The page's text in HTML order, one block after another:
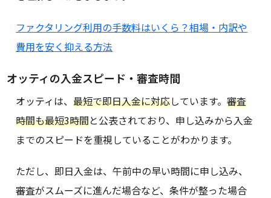
ファクタリング利用の手数料はいくら？相場・内訳や
費用を安く抑える方法
オッティの入金スピード・審査時間
オッティは、最短で即日入金に対応しています。審査
時間も最短3時間と公表されており、申し込みから入金
までのスピードを重視していることがわかります。
ただし、即日入金は、午前中の早い時間に申し込み、
審査がスムーズに進んだ場合など、条件が整った場合